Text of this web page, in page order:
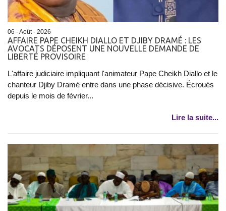
06 - Août - 2026
AFFAIRE PAPE CHEIKH DIALLO ET DJIBY DRAMÉ : LES
AVOCATS DÉPOSENT UNE NOUVELLE DEMANDE DE
LIBERTÉ PROVISOIRE
L'affaire judiciaire impliquant l'animateur Pape Cheikh Diallo et le
chanteur Djiby Dramé entre dans une phase décisive. Écroués
depuis le mois de février...
Lire la suite...